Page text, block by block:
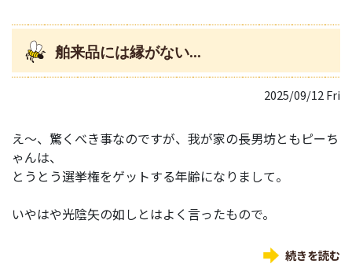
舶来品には縁がない...
2025/09/12 Fri
え～、驚くべき事なのですが、我が家の長男坊ともピーち
ゃんは、
とうとう選挙権をゲットする年齢になりまして。
いやはや光陰矢の如しとはよく言ったもので。
続きを読む